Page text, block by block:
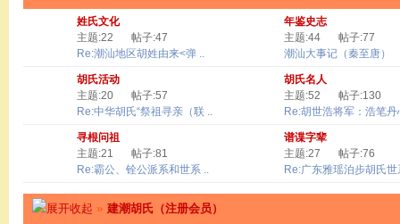
姓氏文化
主题:22
帖子:47
Re:潮汕地区胡姓由来<弹 ..
年鉴史志
主题:44
帖子:77
潮汕大事记（秦至唐）
胡氏活动
主题:20
帖子:57
Re:中华胡氏“祭祖寻亲（联 ..
胡氏名人
主题:52
帖子:130
Re:胡世浩将军：浩笔丹
寻根问祖
主题:21
帖子:81
Re:霸公、铨公派系和世系 ..
谱谍字辈
主题:27
帖子:76
Re:广东雅瑶泊步胡氏世
» 建潮胡氏（注册会员）